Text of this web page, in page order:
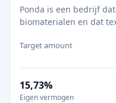
Ponda is een bedrijf
biomaterialen en dat
Target amount
15,73%
Eigen vermogen